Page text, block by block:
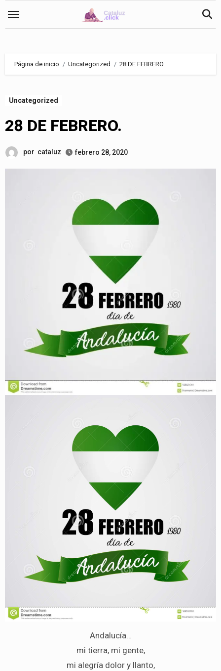
Página de inicio Uncategorized 28 DE FEBRERO.
Uncategorized
28 DE FEBRERO.
por cataluz febrero 28, 2020
Andalucía…
mi tierra, mi gente,
mi alegría dolor y llanto,